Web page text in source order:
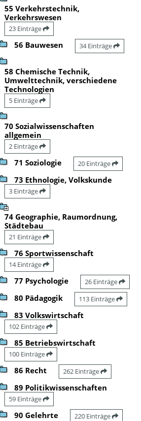
55 Verkehrstechnik,
Verkehrswesen
23 Einträge
56 Bauwesen 34 Einträge
58 Chemische Technik,
Umwelttechnik, verschiedene
Technologien
5 Einträge
70 Sozialwissenschaften
allgemein
2 Einträge
71 Soziologie 20 Einträge
73 Ethnologie, Volkskunde
3 Einträge
74 Geographie, Raumordnung,
Städtebau
21 Einträge
76 Sportwissenschaft
14 Einträge
77 Psychologie 26 Einträge
80 Pädagogik 113 Einträge
83 Volkswirtschaft
102 Einträge
85 Betriebswirtschaft
100 Einträge
86 Recht 262 Einträge
89 Politikwissenschaften
59 Einträge
90 Gelehrte 220 Einträge